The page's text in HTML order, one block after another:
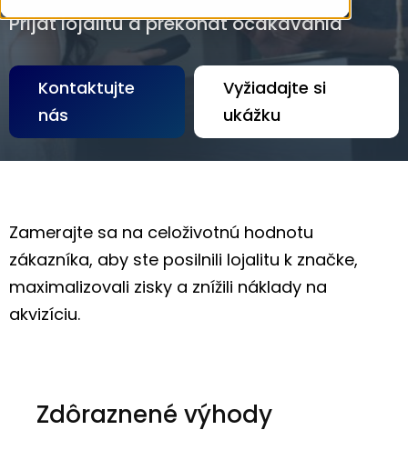
Prijať lojalitu a prekonať očakávania
Kontaktujte
nás
Vyžiadajte si
ukážku
Zamerajte sa na celoživotnú hodnotu
zákazníka, aby ste posilnili lojalitu k značke,
maximalizovali zisky a znížili náklady na
akvizíciu.
Zdôraznené výhody